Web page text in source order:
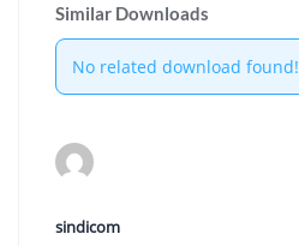
Similar Downloads
No related download found!
sindicom